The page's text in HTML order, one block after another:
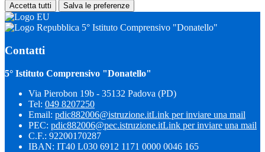
Accetta tutti Salva le preferenze
5° Istituto Comprensivo "Donatello"
Contatti
5° Istituto Comprensivo "Donatello"
Via Pierobon 19b - 35132 Padova (PD)
Tel: 049 8207250
Email: pdic882006@istruzione.itLink per inviare una mail
PEC: pdic882006@pec.istruzione.itLink per inviare una mail
C.F.: 92200170287
IBAN: IT40 L030 6912 1171 0000 0046 165